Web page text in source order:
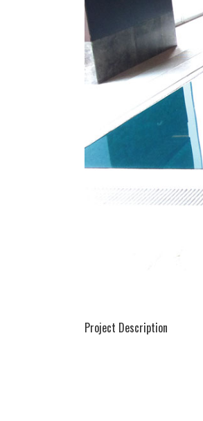
Project Description